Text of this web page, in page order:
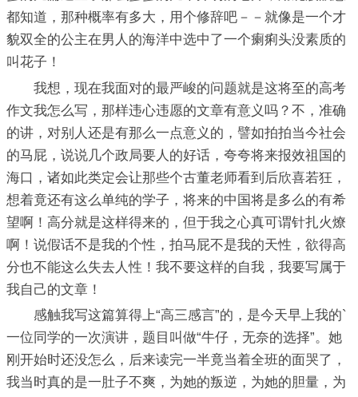
都知道，那种概率有多大，用个修辞吧－－就像是一个才
貌双全的公主在男人的海洋中选中了一个瘌痢头没素质的
叫花子！
我想，现在我面对的最严峻的问题就是这将至的高考
作文我怎么写，那样违心违愿的文章有意义吗？不，准确
的讲，对别人还是有那么一点意义的，譬如拍拍当今社会
的马屁，说说几个政局要人的好话，夸夸将来报效祖国的
海口，诸如此类定会让那些个古董老师看到后欣喜若狂，
想着竟还有这么单纯的学子，将来的中国将是多么的有希
望啊！高分就是这样得来的，但于我之心真可谓针扎火燎
啊！说假话不是我的个性，拍马屁不是我的天性，欲得高
分也不能这么失去人性！我不要这样的自我，我要写属于
我自己的文章！
感触我写这篇算得上“高三感言”的，是今天早上我的`
一位同学的一次演讲，题目叫做“牛仔，无奈的选择”。她
刚开始时还没怎么，后来读完一半竟当着全班的面哭了，
我当时真的是一肚子不爽，为她的叛逆，为她的胆量，为